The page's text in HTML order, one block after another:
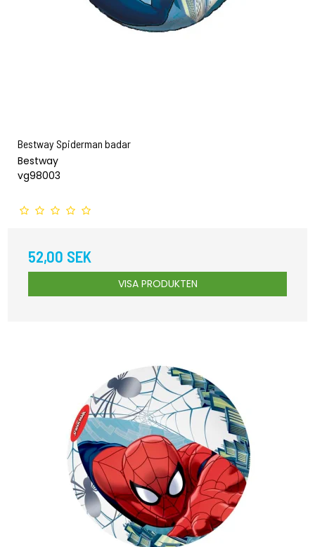
Bestway Spiderman badar
Bestway
vg98003
52,00 SEK
VISA PRODUKTEN